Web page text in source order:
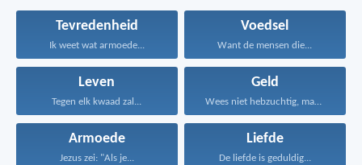
Tevredenheid
Ik weet wat armoede...
Voedsel
Want de mensen die...
Leven
Tegen elk kwaad zal...
Geld
Wees niet hebzuchtig, maar...
Armoede
Jezus zei: "Als je...
Liefde
De liefde is geduldig...